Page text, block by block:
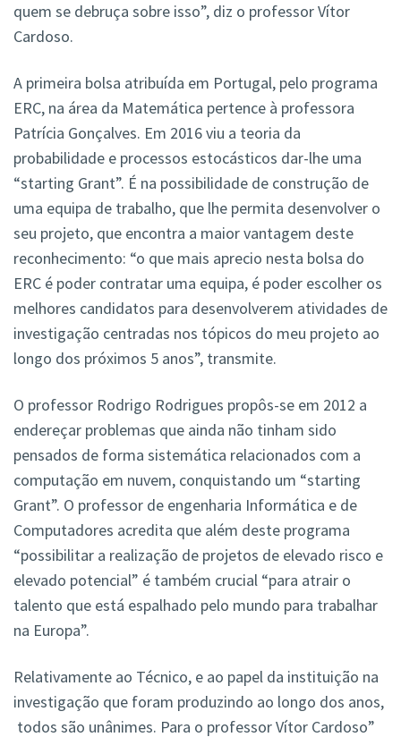
quem se debruça sobre isso”, diz o professor Vítor
Cardoso.
A primeira bolsa atribuída em Portugal, pelo programa
ERC, na área da Matemática pertence à professora
Patrícia Gonçalves. Em 2016 viu a teoria da
probabilidade e processos estocásticos dar-lhe uma
“starting Grant”. É na possibilidade de construção de
uma equipa de trabalho, que lhe permita desenvolver o
seu projeto, que encontra a maior vantagem deste
reconhecimento: “o que mais aprecio nesta bolsa do
ERC é poder contratar uma equipa, é poder escolher os
melhores candidatos para desenvolverem atividades de
investigação centradas nos tópicos do meu projeto ao
longo dos próximos 5 anos”, transmite.
O professor Rodrigo Rodrigues propôs-se em 2012 a
endereçar problemas que ainda não tinham sido
pensados de forma sistemática relacionados com a
computação em nuvem, conquistando um “starting
Grant”. O professor de engenharia Informática e de
Computadores acredita que além deste programa
“possibilitar a realização de projetos de elevado risco e
elevado potencial” é também crucial “para atrair o
talento que está espalhado pelo mundo para trabalhar
na Europa”.
Relativamente ao Técnico, e ao papel da instituição na
investigação que foram produzindo ao longo dos anos,
todos são unânimes. Para o professor Vítor Cardoso”